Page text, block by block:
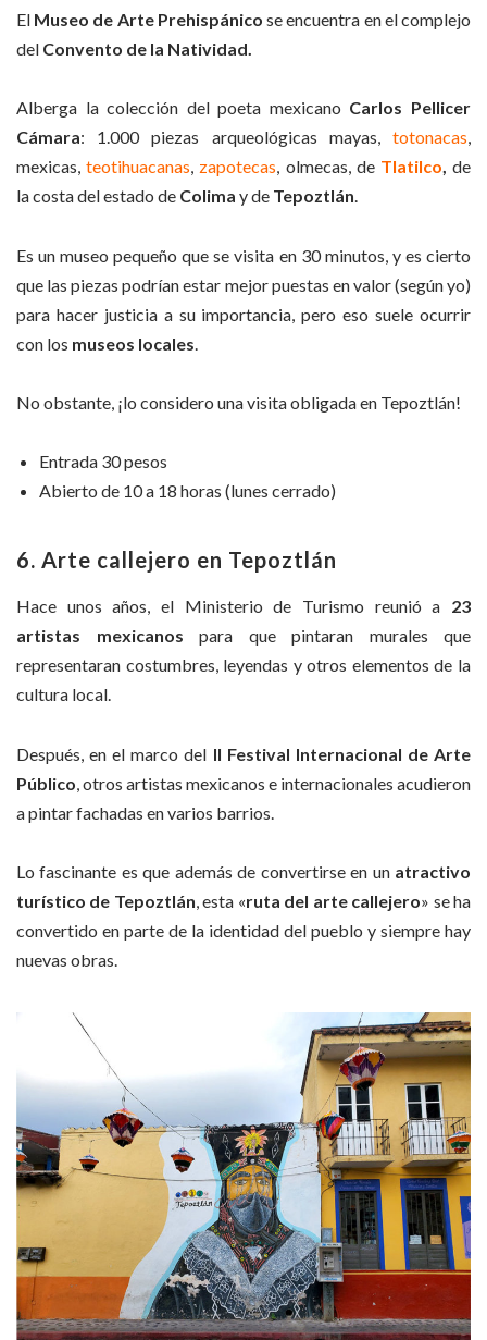
El Museo de Arte Prehispánico se encuentra en el complejo
del Convento de la Natividad.
Alberga la colección del poeta mexicano Carlos Pellicer
Cámara: 1.000 piezas arqueológicas mayas, totonacas,
mexicas,teotihuacanas, zapotecas, olmecas, de Tlatilco, de
la costa del estado de Colima y de Tepoztlán.
Es un museo pequeño que se visita en 30 minutos, y es cierto
que las piezas podrían estar mejor puestas en valor (según yo)
para hacer justicia a su importancia, pero eso suele ocurrir
con los museos locales
No obstante, ¡lo considero una visita obligada en Tepoztlán!
Entrada 30 pesos
Abierto de 10 a 18 horas (lunes cerrado)
6. Arte callejero en Tepoztlán
Hace unos años, el Ministerio de Turismo reunió a 23
artistas mexicanos para que pintaran murales que
representaran costumbres, leyendas y otros elementos de la
cultura local.
Después, en el marco del II Festival Internacional de Arte
Público , otros artistas mexicanos e internacionales acudieron
a pintar fachadas en varios barrios.
Lo fascinante es que además de convertirse en un atractivo
turístico de Tepoztlán, esta «ruta del arte callejero» se ha
convertido en parte de la identidad del pueblo y siempre hay
nuevas obras.